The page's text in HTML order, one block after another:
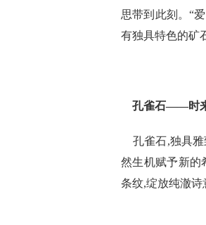
思带到此刻。“
有独具特色的矿
孔雀石——时
孔雀石,独具雅
然生机赋予新的
条纹,绽放纯澈诗